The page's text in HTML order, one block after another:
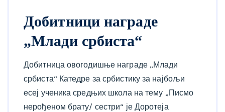
Добитници награде
„Млади србиста“
Добитница овогодишње награде „Млади
србиста“ Катедре за србистику за најбољи
есеј ученика средњих школа на тему „Писмо
нерођеном брату/ сестри“ је Доротеја